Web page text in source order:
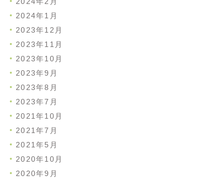
2024年1月
2023年12月
2023年11月
2023年10月
2023年9月
2023年8月
2023年7月
2021年10月
2021年7月
2021年5月
2020年10月
2020年9月